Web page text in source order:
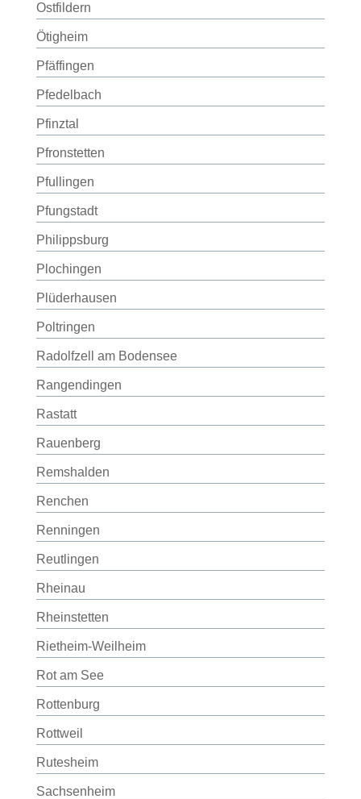
Ostfildern
Ötigheim
Pfäffingen
Pfedelbach
Pfinztal
Pfronstetten
Pfullingen
Pfungstadt
Philippsburg
Plochingen
Plüderhausen
Poltringen
Radolfzell am Bodensee
Rangendingen
Rastatt
Rauenberg
Remshalden
Renchen
Renningen
Reutlingen
Rheinau
Rheinstetten
Rietheim-Weilheim
Rot am See
Rottenburg
Rottweil
Rutesheim
Sachsenheim